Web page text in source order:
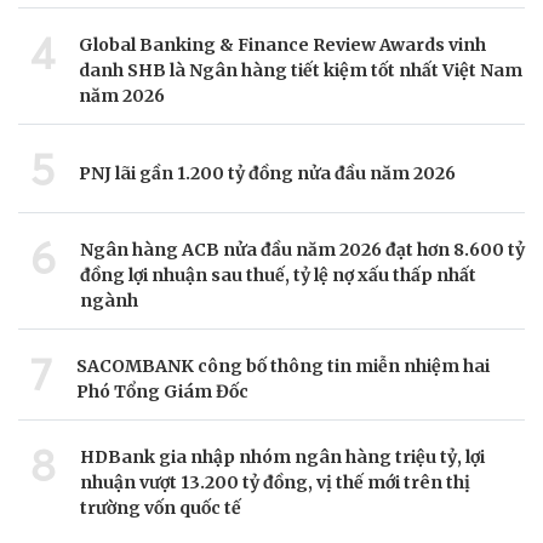
4
Global Banking & Finance Review Awards vinh
danh SHB là Ngân hàng tiết kiệm tốt nhất Việt Nam
năm 2026
5 PNJ lãi gần 1.200 tỷ đồng nửa đầu năm 2026
6
Ngân hàng ACB nửa đầu năm 2026 đạt hơn 8.600 tỷ
đồng lợi nhuận sau thuế, tỷ lệ nợ xấu thấp nhất
ngành
7
SACOMBANK công bố thông tin miễn nhiệm hai
Phó Tổng Giám Đốc
8
HDBank gia nhập nhóm ngân hàng triệu tỷ, lợi
nhuận vượt 13.200 tỷ đồng, vị thế mới trên thị
trường vốn quốc tế